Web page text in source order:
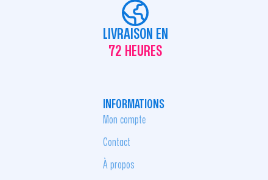
LIVRAISON EN
72 HEURES
INFORMATIONS
Mon compte
Contact
À propos